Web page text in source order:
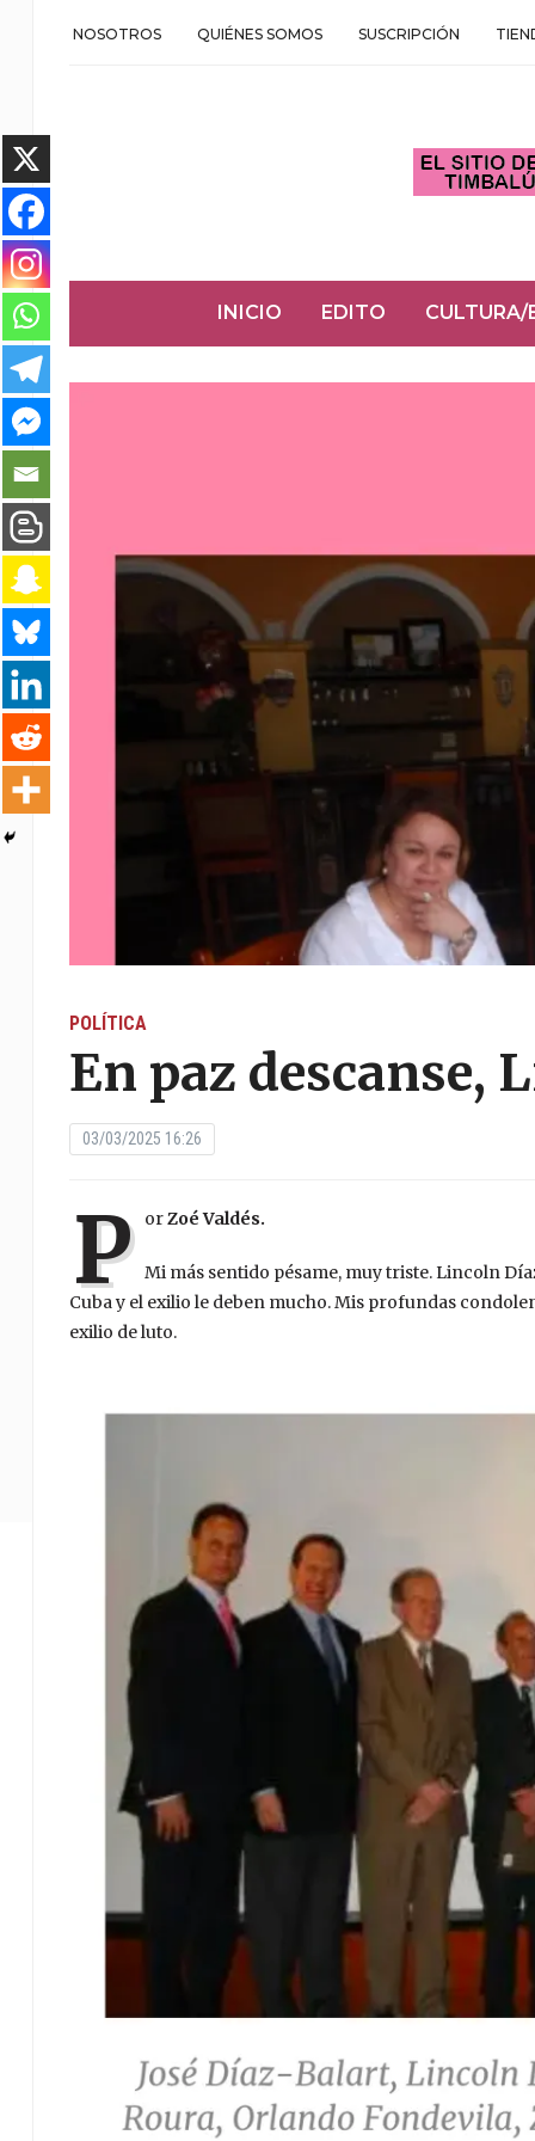
NOSOTROS QUIÉNES SOMOS SUSCRIPCIÓN
INICIO EDITO CULTURA/
POLÍTICA
En paz descanse,
03/03/2025 16:26
P orZoé Valdés.
Mi más sentido pésame, muy triste. Lincoln
Cuba y el exilio le deben mucho. Mis profundas
exilio de luto.